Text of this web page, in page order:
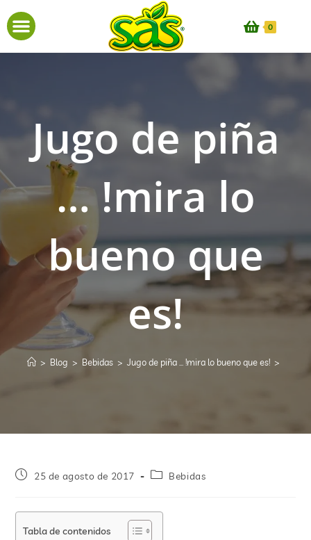
0
Jugo de piña
… !mira lo
bueno que
es!
> Blog > Bebidas > Jugo de piña … !mira lo bueno que es! >
25 de agosto de 2017 Bebidas
Tabla de contenidos